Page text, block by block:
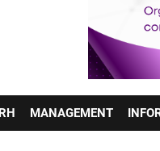
RH MANAGEMENT